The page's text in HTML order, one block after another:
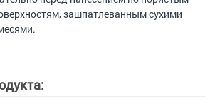
зашпатлеванным сухими